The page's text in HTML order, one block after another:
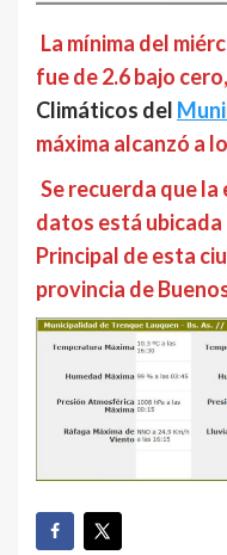
La mínima del
fue de 2.6 bajo
Climáticos del
máxima alcanzó a
Se recuerda que
datos está ubicada
Principal de esta
provincia de